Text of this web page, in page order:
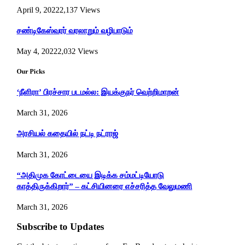
April 9, 20222,137 Views
சண்டிகேஸ்வரர் வரலாறும் வழிபாடும்
May 4, 20222,032 Views
Our Picks
‘நீளிரா’ பிரச்சார படமல்ல: இயக்குநர் வெற்றிமாறன்
March 31, 2026
அரசியல் கதையில் நட்டி நட்ராஜ்
March 31, 2026
“அதிமுக கோட்டையை இடிக்க சம்மட்டியோடு
காத்திருக்கிறார்” – கட்சியினரை எச்சரித்த வேலுமணி
March 31, 2026
Subscribe to Updates